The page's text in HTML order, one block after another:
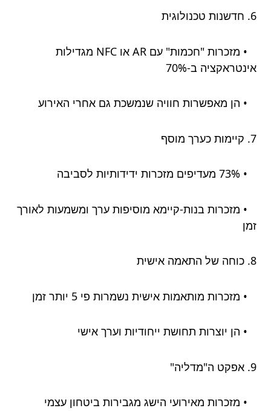
6. חדשנות טכנולוגית
• מזכרות "חכמות" עם AR או NFC מגדילות
אינטראקציה ב-70%
• הן מאפשרות חוויה שנמשכת גם אחרי האירוע
7. קיימות כערך מוסף
• 73% מעדיפים מזכרות ידידותיות לסביבה
• מזכרות בנות-קיימא מוסיפות ערך ומשמעות לאורך
זמן
8. כוחה של התאמה אישית
• מזכרות מותאמות אישית נשמרות פי 5 יותר זמן
• הן יוצרות תחושת ייחודיות וערך אישי
9. אפקט ה"מדליה"
• מזכרות מאירועי הישג מגבירות ביטחון עצמי